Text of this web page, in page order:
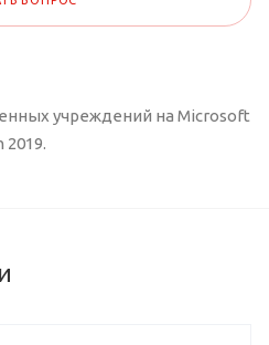
учреждений на Microsoft
2019.